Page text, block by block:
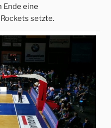
Ende eine
setzte.